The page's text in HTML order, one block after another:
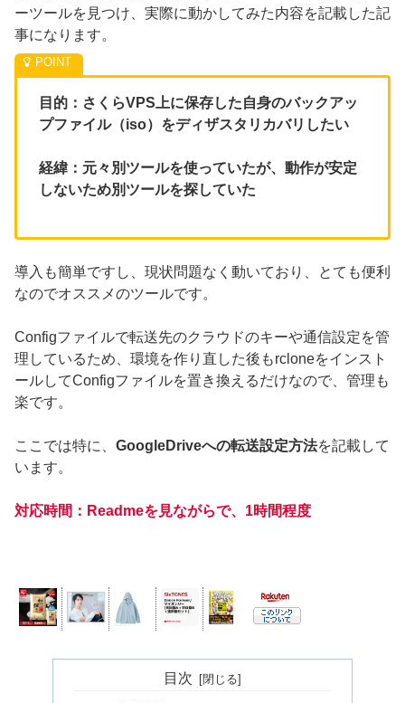
ーツールを見つけ、実際に動かしてみた内容を記載した記
事になります。
目的：さくらVPS上に保存した自身のバックアッ
プファイル（iso）をディザスタリカバリしたい
経緯：元々別ツールを使っていたが、動作が安定
しないため別ツールを探していた
導入も簡単ですし、現状問題なく動いており、とても便利
なのでオススメのツールです。
Configファイルで転送先のクラウドのキーや通信設定を管
理しているため、環境を作り直した後もrcloneをインスト
ールしてConfigファイルを置き換えるだけなので、管理も
楽です。
ここでは特に、 GoogleDriveへの転送設定方法を記載して
います。
対応時間：Readmeを見ながらで、1時間程度
目次